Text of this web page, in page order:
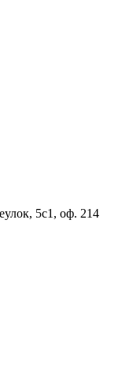
5с1, оф. 214